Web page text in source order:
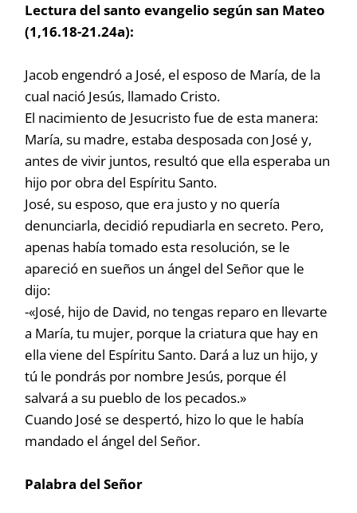
Lectura del santo evangelio según san Mateo
(1,16.18-21.24a):
Jacob engendró a José, el esposo de María, de la
cual nació Jesús, llamado Cristo.
El nacimiento de Jesucristo fue de esta manera:
María, su madre, estaba desposada con José y,
antes de vivir juntos, resultó que ella esperaba un
hijo por obra del Espíritu Santo.
José, su esposo, que era justo y no quería
denunciarla, decidió repudiarla en secreto. Pero,
apenas había tomado esta resolución, se le
apareció en sueños un ángel del Señor que le
dijo:
-«José, hijo de David, no tengas reparo en llevarte
a María, tu mujer, porque la criatura que hay en
ella viene del Espíritu Santo. Dará a luz un hijo, y
tú le pondrás por nombre Jesús, porque él
salvará a su pueblo de los pecados.»
Cuando José se despertó, hizo lo que le había
mandado el ángel del Señor.
Palabra del Señor